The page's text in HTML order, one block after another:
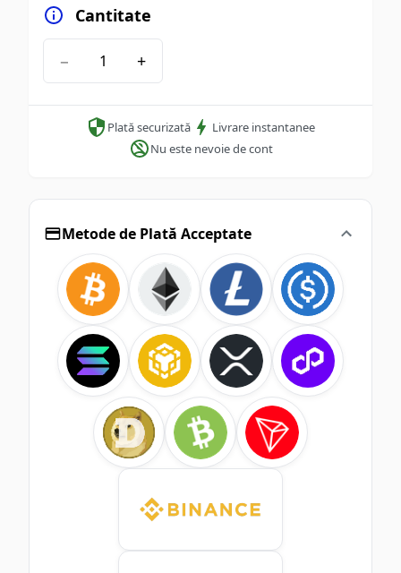
Cantitate
− +
Plată securizată
Livrare instantanee
Nu este nevoie de cont
Metode de Plată Acceptate